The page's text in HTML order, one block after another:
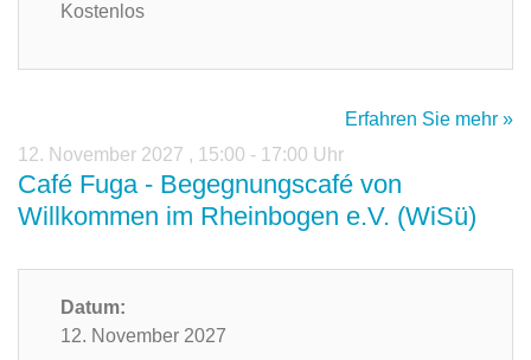
Kostenlos
Erfahren Sie mehr »
12. November 2027 , 15:00 - 17:00 Uhr
Café Fuga - Begegnungscafé von
Willkommen im Rheinbogen e.V. (WiSü)
Datum:
12. November 2027